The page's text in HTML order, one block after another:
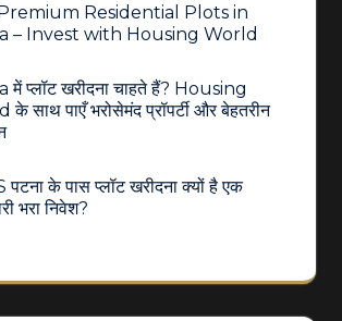
Residential Plots in
– Invest with Housing World
में प्लॉट खरीदना चाहते हैं? Housing
साथ पाएँ भरोसेमंद प्रॉपर्टी और बेहतरीन
के पास प्लॉट खरीदना क्यों है एक
भरा निवेश?